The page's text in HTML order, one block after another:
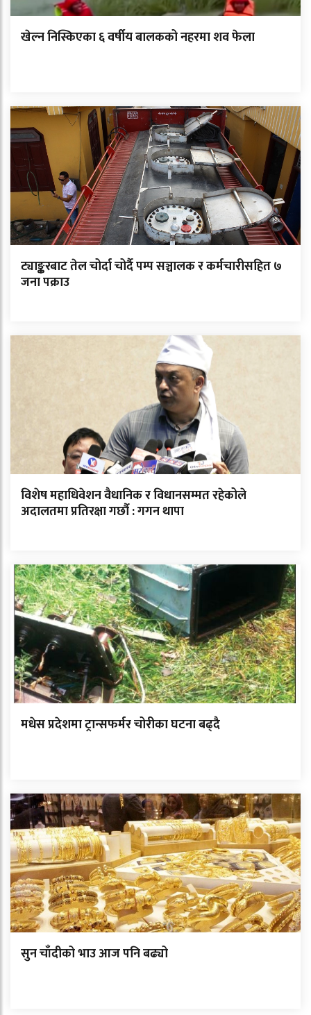
खेल्न निस्किएका ६ वर्षीय बालकको नहरमा शव फेला
ट्याङ्करबाट तेल चोर्दा चोर्दै पम्प सञ्चालक र कर्मचारीसहित ७
जना पक्राउ
विशेष महाधिवेशन वैधानिक र विधानसम्मत रहेकोले
अदालतमा प्रतिरक्षा गर्छौ : गगन थापा
मधेस प्रदेशमा ट्रान्सफर्मर चोरीका घटना बढ्दै
सुन चाँदीको भाउ आज पनि बढ्यो